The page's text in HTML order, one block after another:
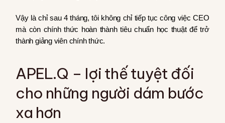
Vậy là chỉ sau 4 tháng, tôi không chỉ tiếp tục công việc CEO
mà còn chính thức hoàn thành tiêu chuẩn học thuật để trở
thành giảng viên chính thức.
APEL.Q – lợi thế tuyệt đối
cho những người dám bước
xa hơn